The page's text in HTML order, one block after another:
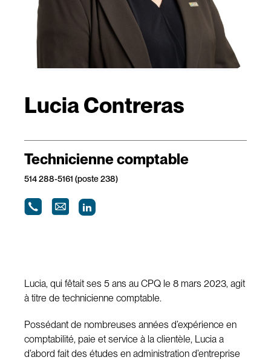
Lucia Contreras
Technicienne comptable
514 288-5161 (poste 238)
LinkedIn
Lucia, qui fêtait ses 5 ans au CPQ le 8 mars 2023, agit
à titre de technicienne comptable.
Possédant de nombreuses années d’expérience en
comptabilité, paie et service à la clientèle, Lucia a
d’abord fait des études en administration d’entreprise